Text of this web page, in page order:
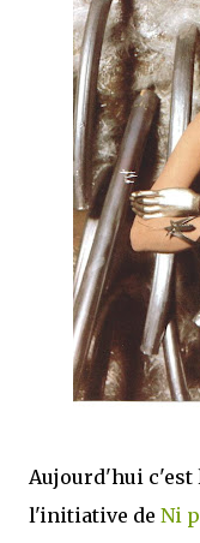
que Thomas connaissait
ne connaissait pas,
une ville pleine de
Aujourd'hui c'est
l'initiative de Ni